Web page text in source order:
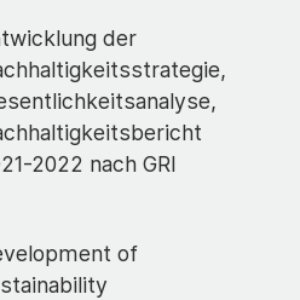
der
2022 nach GRI
of